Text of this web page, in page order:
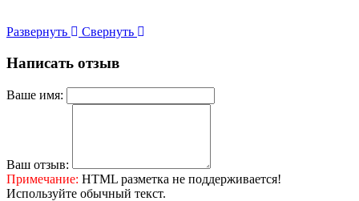
Развернуть Свернуть
Написать отзыв
Ваше имя:
Ваш отзыв:
Примечание: HTML разметка не поддерживается!
Используйте обычный текст.